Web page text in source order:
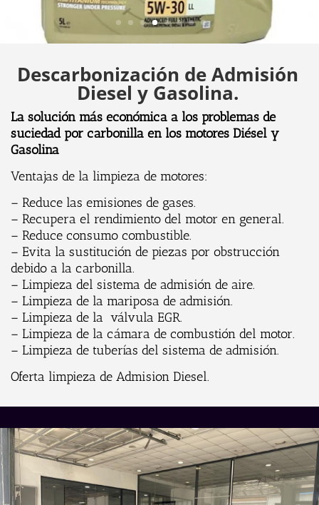
Descarbonización de Admisión
Diesel y Gasolina.
La solución más económica a los problemas de
suciedad por carbonilla en los motores Diésel y
Gasolina
Ventajas de la limpieza de motores:
– Reduce las emisiones de gases.
– Recupera el rendimiento del motor en general.
– Reduce consumo combustible.
– Evita la sustitución de piezas por obstrucción
debido a la carbonilla.
– Limpieza del sistema de admisión de aire.
– Limpieza de la mariposa de admisión.
– Limpieza de la válvula EGR.
– Limpieza de la cámara de combustión del motor.
– Limpieza de tuberías del sistema de admisión.
Oferta limpieza de Admision Diesel.